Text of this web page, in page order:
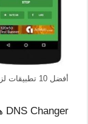
أفضل 10 تطبيقات لزيادة سرعة الإنترنت في اندرويد لعام 2022 2023